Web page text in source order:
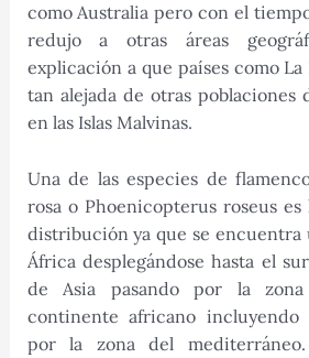
como Australia pero con el
redujo a otras áreas
explicación a que países como
tan alejada de otras poblaciones
en las Islas Malvinas.
Una de las especies de
rosa o Phoenicopterus roseus
distribución ya que se encuentra
África desplegándose hasta el
de Asia pasando por la zona
continente africano incluyendo
por la zona del